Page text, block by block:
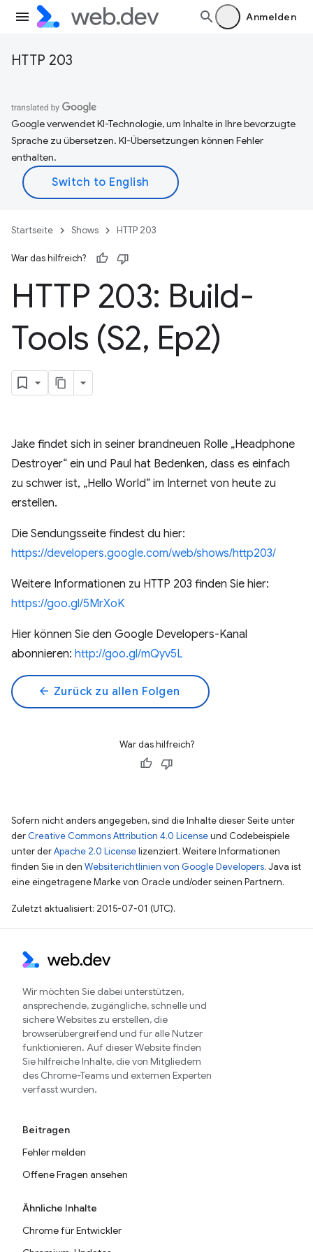
Anmelden
HTTP 203
Google verwendet KI-Technologie, um Inhalte in Ihre bevorzugte
Sprache zu übersetzen. KI-Übersetzungen können Fehler
enthalten.
Startseite Shows HTTP 203
War das hilfreich?
HTTP 203: Build-
Tools (S2, Ep2)
Jake findet sich in seiner brandneuen Rolle „Headphone
Destroyer“ ein und Paul hat Bedenken, dass es einfach
zu schwer ist, „Hello World“ im Internet von heute zu
erstellen.
Die Sendungsseite findest du hier:
https://developers.google.com/web/shows/http203/
Weitere Informationen zu HTTP 203 finden Sie hier:
https://goo.gl/5MrXoK
Hier können Sie den Google Developers-Kanal
abonnieren: http://goo.gl/mQyv5L
arrow_back Zurück zu allen Folgen
War das hilfreich?
Sofern nicht anders angegeben, sind die Inhalte dieser Seite unter
der Creative Commons Attribution 4.0 Licenseund Codebeispiele
unter derApache 2.0 Licenselizenziert. Weitere Informationen
finden Sie in den Websiterichtlinien von Google Developers. Java ist
eine eingetragene Marke von Oracle und/oder seinen Partnern.
Zuletzt aktualisiert: 2015-07-01 (UTC).
Wir möchten Sie dabei unterstützen,
ansprechende, zugängliche, schnelle und
sichere Websites zu erstellen, die
browserübergreifend und für alle Nutzer
funktionieren. Auf dieser Website finden
Sie hilfreiche Inhalte, die von Mitgliedern
des Chrome-Teams und externen Experten
verfasst wurden.
Beitragen
Fehler melden
Offene Fragen ansehen
Ähnliche Inhalte
Chrome für Entwickler